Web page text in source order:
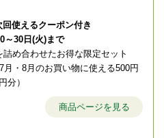
回使えるクーポン付き
～30日(火)まで
め合わせたお得な限定セット
・8月のお買い物に使える500円
分）
商品ページを見る